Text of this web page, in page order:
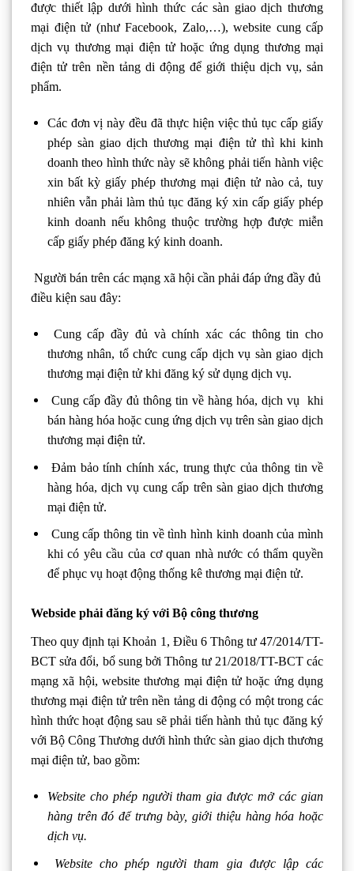
được thiết lập dưới hình thức các sàn giao dịch thương
mại điện tử (như Facebook, Zalo,…), website cung cấp
dịch vụ thương mại điện tử hoặc ứng dụng thương mại
điện tử trên nền tảng di động để giới thiệu dịch vụ, sản
phẩm.
Các đơn vị này đều đã thực hiện việc thủ tục cấp giấy
phép sàn giao dịch thương mại điện tử thì khi kinh
doanh theo hình thức này sẽ không phải tiến hành việc
xin bất kỳ giấy phép thương mại điện tử nào cả, tuy
nhiên vẫn phải làm thủ tục đăng ký xin cấp giấy phép
kinh doanh nếu không thuộc trường hợp được miễn
cấp giấy phép đăng ký kinh doanh.
Người bán trên các mạng xã hội cần phải đáp ứng đầy đủ
điều kiện sau đây:
Cung cấp đầy đủ và chính xác các thông tin cho
thương nhân, tổ chức cung cấp dịch vụ sàn giao dịch
thương mại điện tử khi đăng ký sử dụng dịch vụ.
Cung cấp đầy đủ thông tin về hàng hóa, dịch vụ khi
bán hàng hóa hoặc cung ứng dịch vụ trên sàn giao dịch
thương mại điện tử.
Đảm bảo tính chính xác, trung thực của thông tin về
hàng hóa, dịch vụ cung cấp trên sàn giao dịch thương
mại điện tử.
Cung cấp thông tin về tình hình kinh doanh của mình
khi có yêu cầu của cơ quan nhà nước có thẩm quyền
để phục vụ hoạt động thống kê thương mại điện tử.
Webside phải đăng ký với Bộ công thương
Theo quy định tại Khoản 1, Điều 6 Thông tư 47/2014/TT-
BCT sửa đổi, bổ sung bởi Thông tư 21/2018/TT-BCT các
mạng xã hội, website thương mại điện tử hoặc ứng dụng
thương mại điện tử trên nền tảng di động có một trong các
hình thức hoạt động sau sẽ phải tiến hành thủ tục đăng ký
với Bộ Công Thương dưới hình thức sàn giao dịch thương
mại điện tử, bao gồm:
Website cho phép người tham gia được mở các gian
hàng trên đó để trưng bày, giới thiệu hàng hóa hoặc
dịch vụ.
Website cho phép người tham gia được lập các